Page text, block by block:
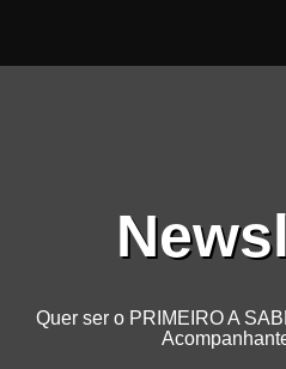
Quer ser o PRIMEIRO A